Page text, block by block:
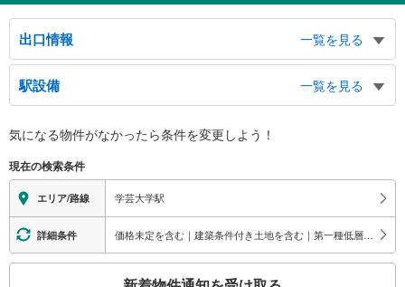
出口情報
一覧を見る
東口
目黒通り、鷹番郵便局、東京地裁民事執行センター
西口
駒沢通り、碑文谷公園
駅設備
一覧を見る
※段差なしでの移動経路
地上⇔改札⇔ホーム：○
エレベータ
・ホーム⇔改札
エスカレータ
・ホーム⇔改札
気になる物件がなかったら条件を変更しよう！
現在の検索条件
エリア/路線 学芸大学駅
詳細条件 価格未定を含む｜建築条件付き土地を含む｜第一種低層住居専用地域